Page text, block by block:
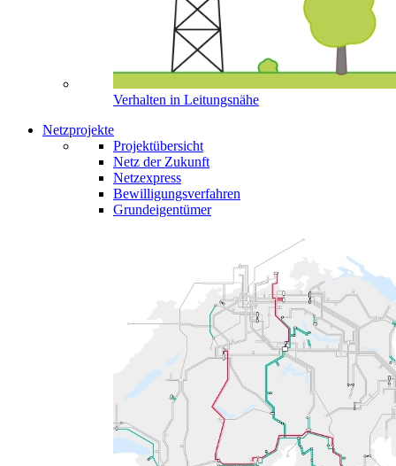
Verhalten in Leitungsnähe
Netzprojekte
Projektübersicht
Netz der Zukunft
Netzexpress
Bewilligungsverfahren
Grundeigentümer